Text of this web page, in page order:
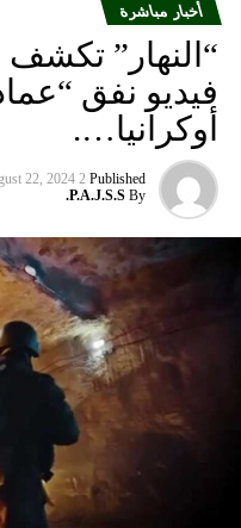
أخبار مباشرة
“النهار”
أوكرانيا….
Published
2 years ago
22, 2024
By
P.A.J.S.S.